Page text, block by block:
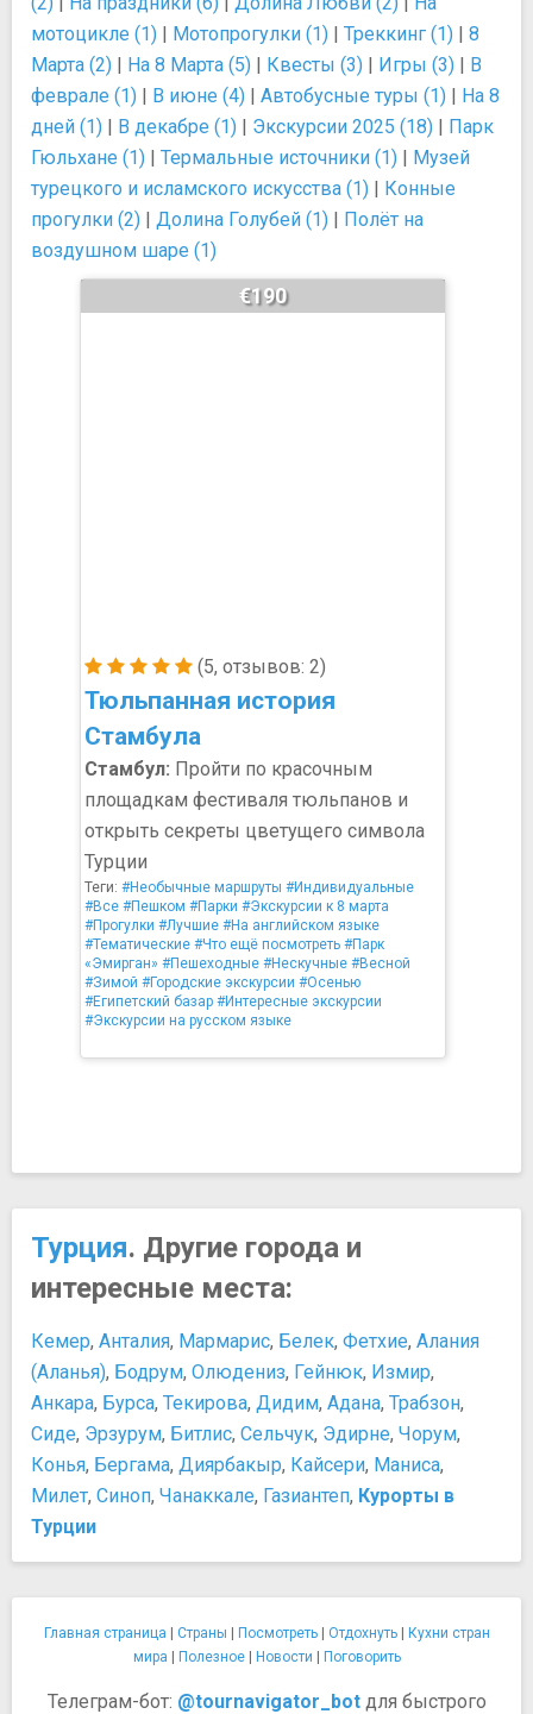
мотоцикле (1) | Мотопрогулки (1) | Треккинг (1) | 8
Марта (2) | На 8 Марта (5) | Квесты (3) | Игры (3) | В
феврале (1) | В июне (4) | Автобусные туры (1) | На 8
дней (1) | В декабре (1) | Экскурсии 2025 (18) | Парк
Гюльхане (1) | Термальные источники (1) | Музей
турецкого и исламского искусства (1) | Конные
прогулки (2) | Долина Голубей (1) | Полёт на
воздушном шаре (1)
(5, отзывов: 2)
Тюльпанная история
Стамбула
€190
Стамбул: Пройти по красочным
площадкам фестиваля тюльпанов и
открыть секреты цветущего символа
Турции
Теги: #Необычные маршруты #Индивидуальные
#Все #Пешком #Парки #Экскурсии к 8 марта
#Прогулки #Лучшие #На английском языке
#Тематические #Что ещё посмотреть #Парк
«Эмирган» #Пешеходные #Нескучные #Весной
#Зимой #Городские экскурсии #Осенью
#Египетский базар #Интересные экскурсии
#Экскурсии на русском языке
Турция. Другие города и
интересные места:
Кемер, Анталия, Мармарис, Белек, Фетхие, Алания
(Аланья), Бодрум, Олюдениз, Гейнюк, Измир,
Анкара, Бурса, Текирова, Дидим, Адана, Трабзон,
Сиде, Эрзурум, Битлис, Сельчук, Эдирне, Чорум,
Конья, Бергама, Диярбакыр, Кайсери, Маниса,
Милет, Синоп, Чанаккале, Газиантеп, Курорты в
Турции
Главная страница Страны Посмотреть| Отдохнуть|
Кухни стран
мира
Полезное| Новости Поговорить
Телеграм-бот: @tournavigator_botдля быстрого